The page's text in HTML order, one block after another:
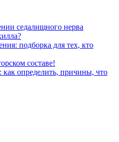
седалищного нерва
подборка для тех, кто
составе!
как определить, причины, что